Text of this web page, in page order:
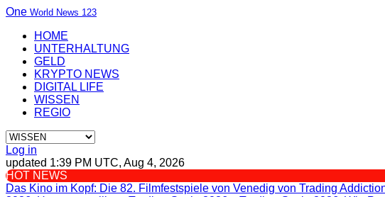
One World News 123
HOME
UNTERHALTUNG
GELD
KRYPTO NEWS
DIGITAL LIFE
WISSEN
REGIO
Log in
updated 1:39 PM UTC, Aug 4, 2026
HOT NEWS
Das Kino im Kopf: Die 82. Filmfestspiele von Venedig von Trading